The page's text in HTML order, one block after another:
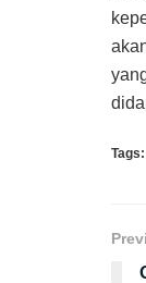
Tags: